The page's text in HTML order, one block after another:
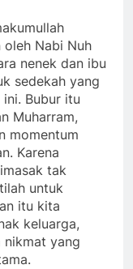
Nabi Nuh
nenek dan ibu
sedekah yang
Bubur itu
Muharram,
momentum
Karena
tak
untuk
itu kita
keluarga,
nikmat yang